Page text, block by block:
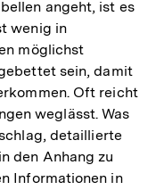
angeht, ist es
wenig in
möglichst
sein, damit
Oft reicht
weglässt. Was
detaillierte
den Anhang zu
Informationen in